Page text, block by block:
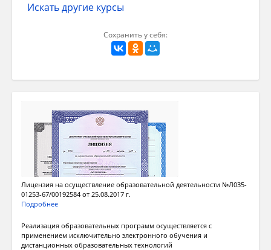
Искать другие курсы
Сохранить у себя:
Лицензия на осуществление образовательной деятельности №Л035-
01253-67/00192584 от 25.08.2017 г.
Подробнее
Реализация образовательных программ осуществляется с
применением исключительно электронного обучения и
дистанционных образовательных технологий